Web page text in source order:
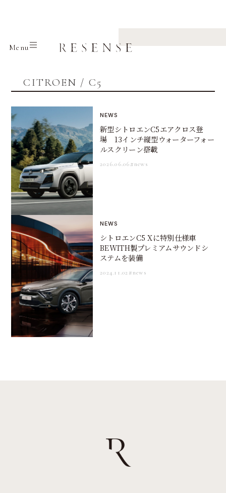
Menu
CITROEN / C5
NEWS
新型シトロエンC5エアクロス登
場 13インチ縦型ウォーターフォー
ルスクリーン搭載
2026.06.06#news
NEWS
シトロエンC5 Xに特別仕様車
BEWITH製プレミアムサウンドシ
ステムを装備
2024.11.02#news